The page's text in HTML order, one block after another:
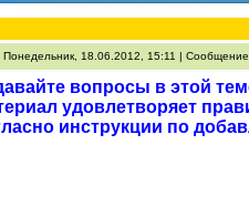
Понедельник, 18.06.2012, 15:11 |
вопросы в этой
удовлетворяет
инструкции по